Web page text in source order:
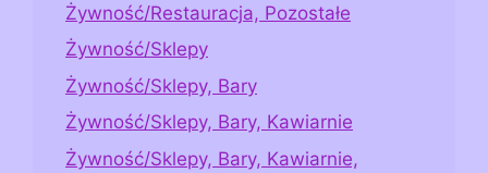
Żywność/Restauracja, Pozostałe
Żywność/Sklepy
Żywność/Sklepy, Bary
Żywność/Sklepy, Bary, Kawiarnie
Żywność/Sklepy, Bary, Kawiarnie,